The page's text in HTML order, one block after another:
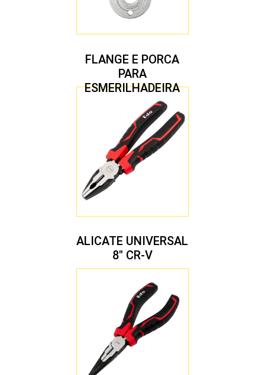
FLANGE E PORCA
PARA
ESMERILHADEIRA
4.1/2″ 20,00 MM
ALICATE UNIVERSAL
8″ CR-V